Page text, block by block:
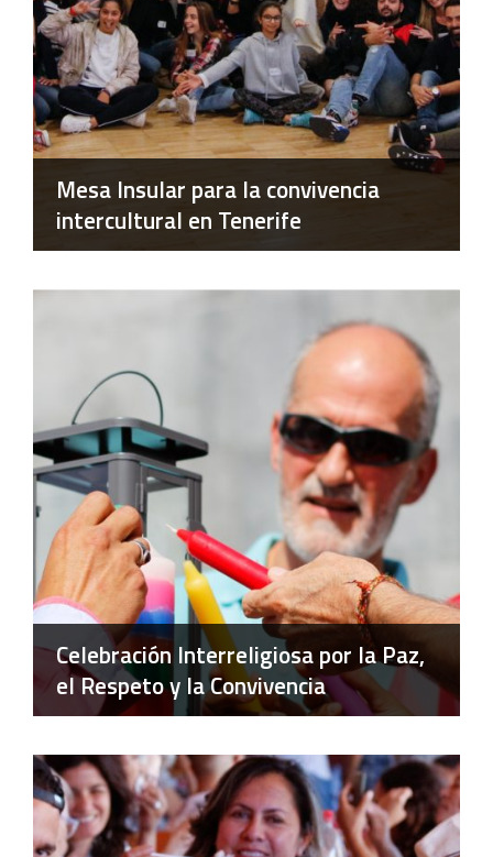
Mesa Insular para la convivencia
intercultural en Tenerife
Celebración Interreligiosa por la Paz,
el Respeto y la Convivencia